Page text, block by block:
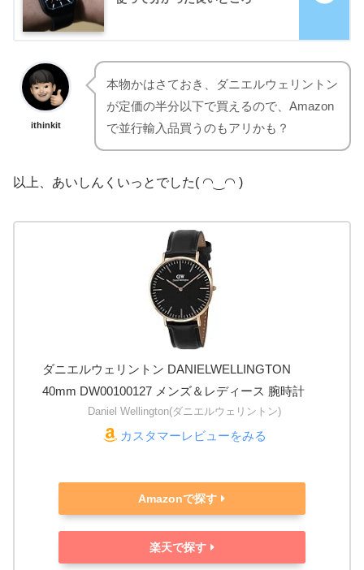
ithinkit
本物かはさておき、ダニエルウェリントン
が定価の半分以下で買えるので、Amazon
で並行輸入品買うのもアリかも？
以上、あいしんくいっとでした( ◠‿◠ )
ダニエルウェリントン DANIELWELLINGTON
40mm DW00100127 メンズ＆レディース 腕時計
Daniel Wellington(ダニエルウェリントン)
カスタマーレビューをみる
Amazonで探す
楽天で探す